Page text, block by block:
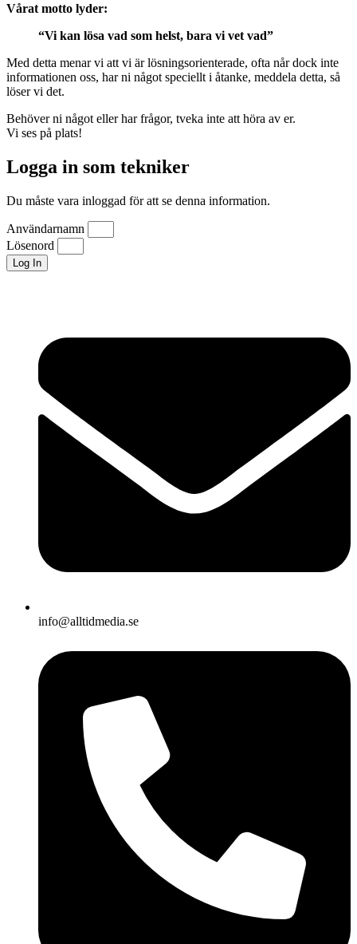
Vårat motto lyder:
“Vi kan lösa vad som helst, bara vi vet vad”
Med detta menar vi att vi är lösningsorienterade, ofta når dock inte
informationen oss, har ni något speciellt i åtanke, meddela detta, så
löser vi det.
Behöver ni något eller har frågor, tveka inte att höra av er.
Vi ses på plats!
Logga in som tekniker
Du måste vara inloggad för att se denna information.
Användarnamn
Lösenord
Log In
info@alltidmedia.se